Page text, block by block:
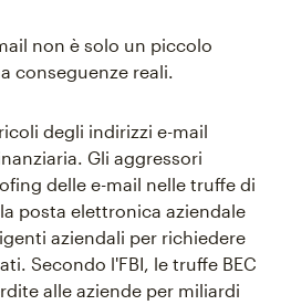
non è solo un piccolo
conseguenze reali.
degli indirizzi e-mail
Gli aggressori
delle e-mail nelle truffe di
posta elettronica aziendale
aziendali per richiedere
Secondo l'FBI, le truffe BEC
alle aziende per miliardi